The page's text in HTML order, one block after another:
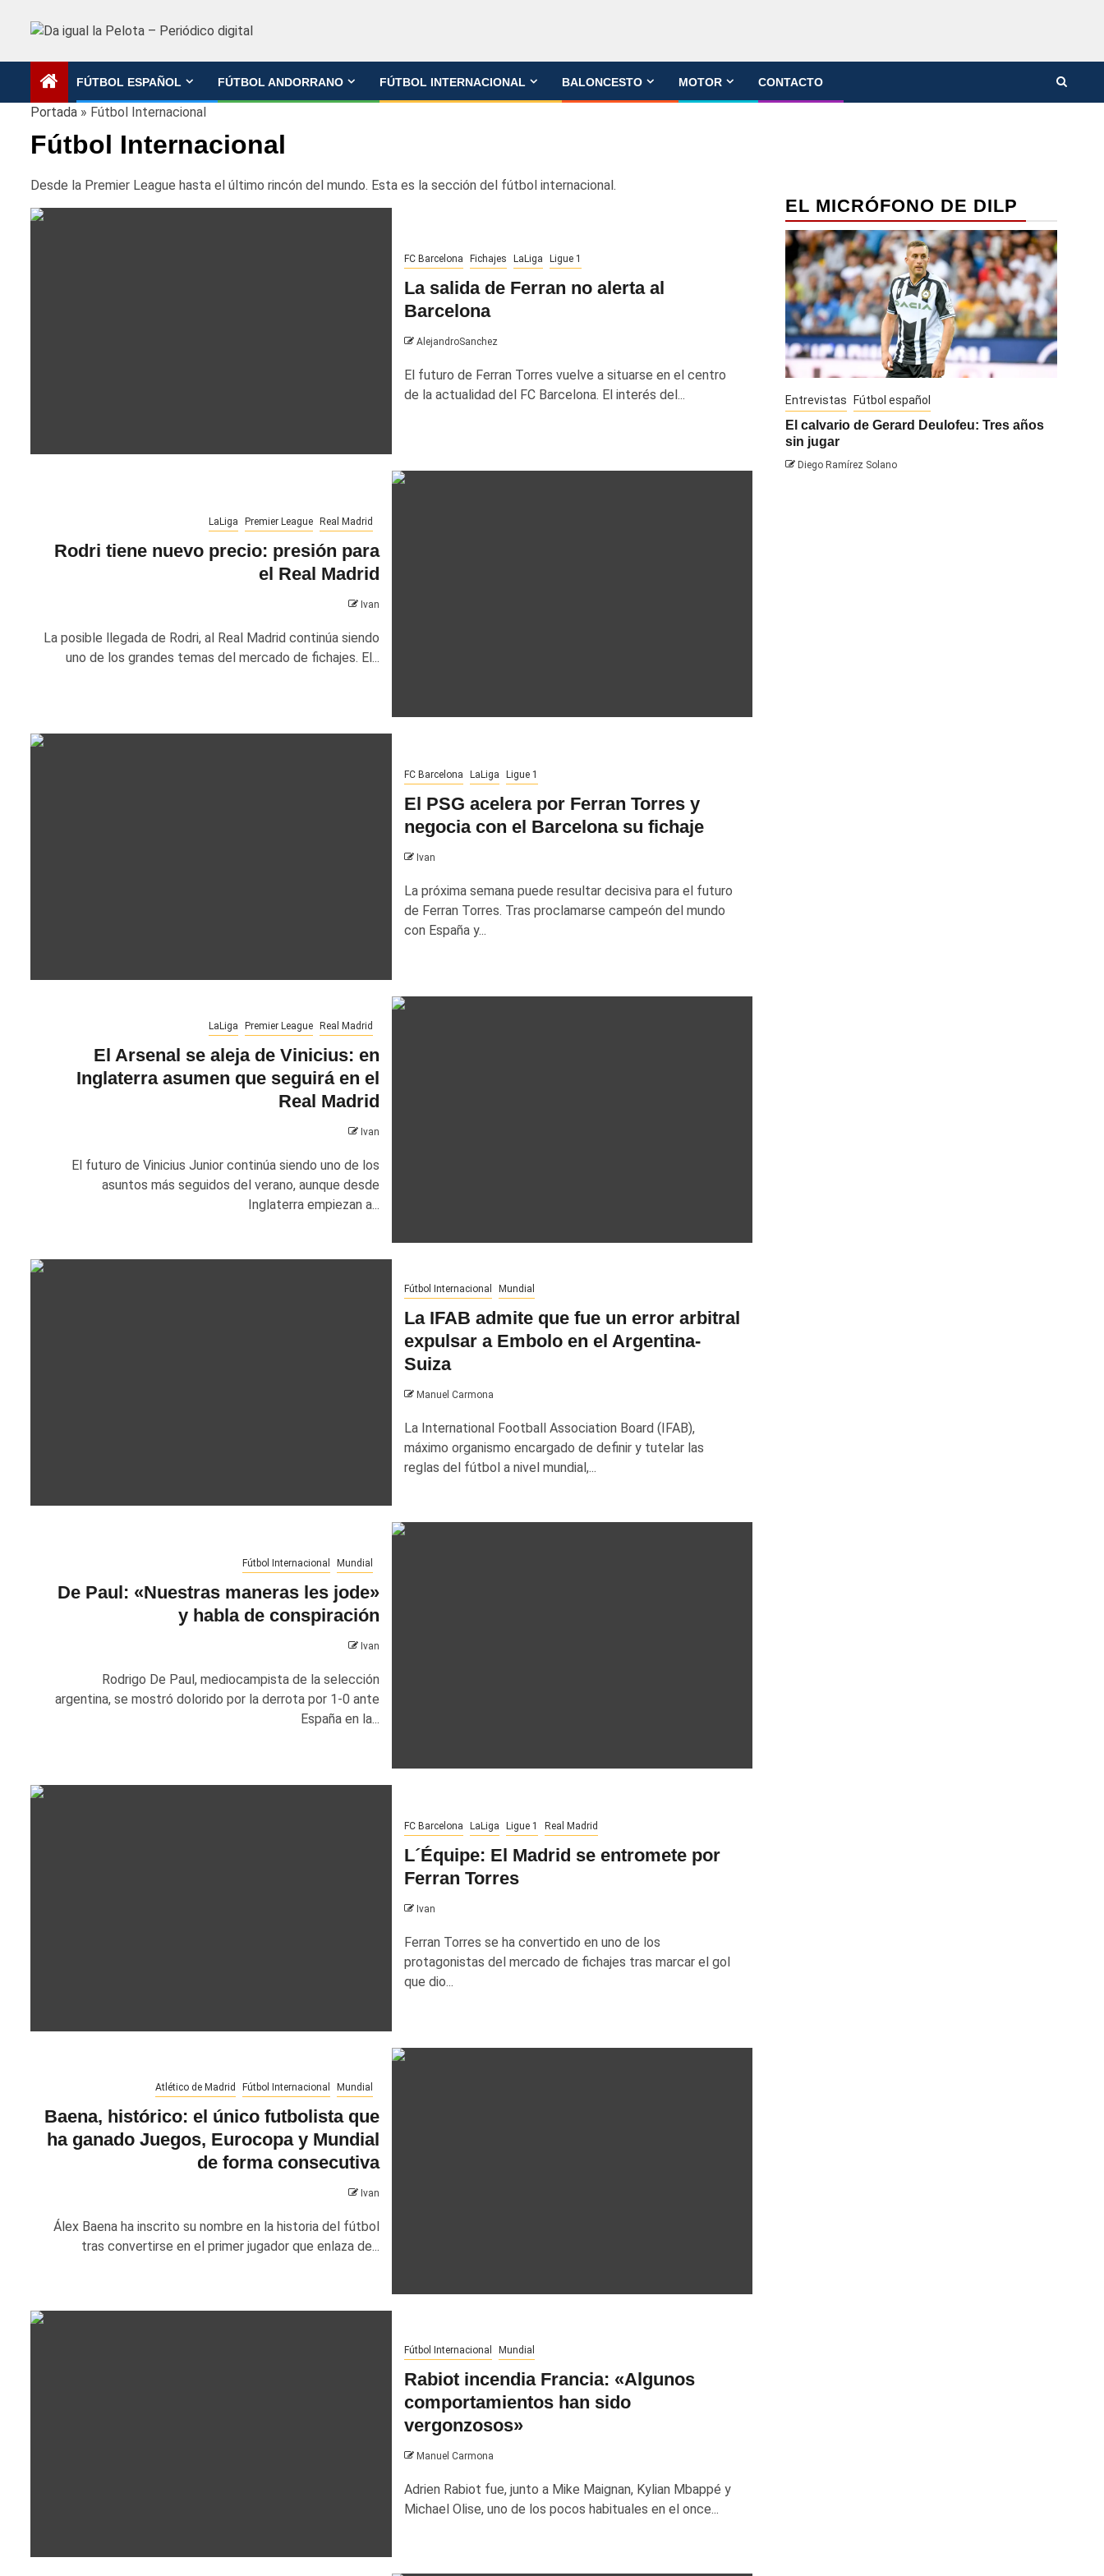
FÚTBOL ESPAÑOL FÚTBOL ANDORRANO FÚTBOL INTERNACIONAL BALONCESTO MOTOR CONTACTO
Portada » Fútbol Internacional
Fútbol Internacional
Desde la Premier League hasta el último rincón del mundo. Esta es la sección del fútbol internacional.
FC Barcelona Fichajes LaLiga Ligue 1
La salida de Ferran no alerta al
Barcelona
AlejandroSanchez
El futuro de Ferran Torres vuelve a situarse en el centro
de la actualidad del FC Barcelona. El interés del...
LaLiga Premier League Real Madrid
Rodri tiene nuevo precio: presión para
el Real Madrid
Ivan
La posible llegada de Rodri, al Real Madrid continúa siendo
uno de los grandes temas del mercado de fichajes. El...
FC Barcelona LaLiga Ligue 1
El PSG acelera por Ferran Torres y
negocia con el Barcelona su fichaje
Ivan
La próxima semana puede resultar decisiva para el futuro
de Ferran Torres. Tras proclamarse campeón del mundo
con España y...
LaLiga Premier League Real Madrid
El Arsenal se aleja de Vinicius: en
Inglaterra asumen que seguirá en el
Real Madrid
Ivan
El futuro de Vinicius Junior continúa siendo uno de los
asuntos más seguidos del verano, aunque desde
Inglaterra empiezan a...
Fútbol Internacional Mundial
La IFAB admite que fue un error arbitral
expulsar a Embolo en el Argentina-
Suiza
Manuel Carmona
La International Football Association Board (IFAB),
máximo organismo encargado de definir y tutelar las
reglas del fútbol a nivel mundial,...
Fútbol Internacional Mundial
De Paul: «Nuestras maneras les jode»
y habla de conspiración
Ivan
Rodrigo De Paul, mediocampista de la selección
argentina, se mostró dolorido por la derrota por 1-0 ante
España en la...
FC Barcelona LaLiga Ligue 1 Real Madrid
L´Équipe: El Madrid se entromete por
Ferran Torres
Ivan
Ferran Torres se ha convertido en uno de los
protagonistas del mercado de fichajes tras marcar el gol
que dio...
Atlético de Madrid Fútbol Internacional Mundial
Baena, histórico: el único futbolista que
ha ganado Juegos, Eurocopa y Mundial
de forma consecutiva
Ivan
Álex Baena ha inscrito su nombre en la historia del fútbol
tras convertirse en el primer jugador que enlaza de...
Fútbol Internacional Mundial
Rabiot incendia Francia: «Algunos
comportamientos han sido
vergonzosos»
Manuel Carmona
Adrien Rabiot fue, junto a Mike Maignan, Kylian Mbappé y
Michael Olise, uno de los pocos habituales en el once...
EL MICRÓFONO DE DILP
Entrevistas Fútbol español
El calvario de Gerard Deulofeu: Tres años
sin jugar
Diego Ramírez Solano